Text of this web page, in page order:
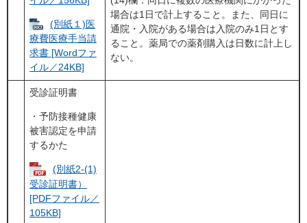
(別紙１)医
療費医療手当請
求書 [Wordファ
イル／24KB]
場合は1日で計上すること。また、同日に
通院・入院がある場合は入院のみ1日とす
ること。薬局での薬剤購入は日数に計上し
ない。
受診証明書
・予防接種健康
被害認定を申請
するかた
(別紙2-(1)
受診証明書）
[PDFファイル／
105KB]